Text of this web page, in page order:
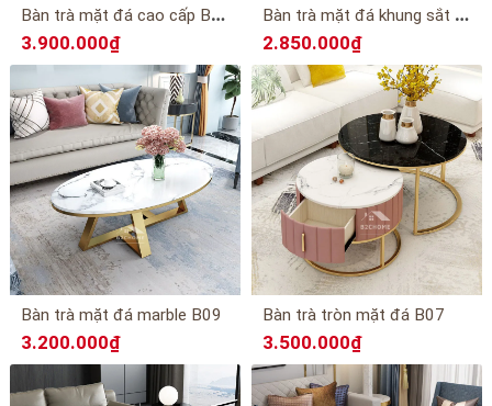
B
àn trà mặt đá cao cấp B12
3.900.000₫
B
àn trà mặt đá khung sắt B11
2.850.000₫
Bàn trà mặt đá marble B09
3.200.000₫
Bàn trà tròn mặt đá B07
3.500.000₫